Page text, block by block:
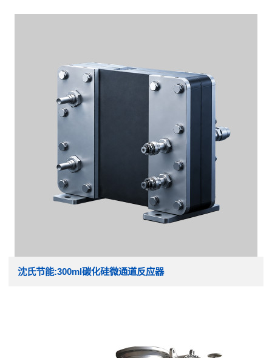
沈氏节能:300ml碳化硅微通道反应器